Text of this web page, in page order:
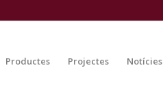
Productes Projectes Notícies